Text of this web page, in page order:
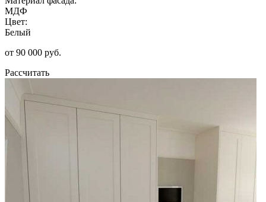
МДФ
Цвет:
Белый
от 90 000 руб.
Рассчитать